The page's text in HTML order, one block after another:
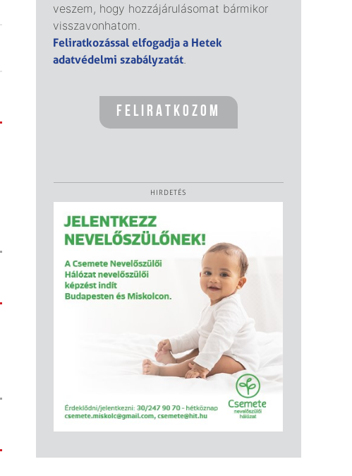
veszem, hogy hozzájárulásomat bármikor
visszavonhatom.
Feliratkozással elfogadja a Hetek
adatvédelmi szabályzatát.
HIRDETÉS